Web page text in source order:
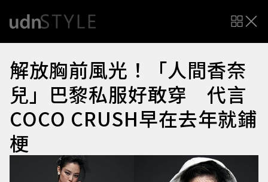
解放胸前風光！「人間香奈
兒」巴黎私服好敢穿 代言
COCO CRUSH早在去年就鋪
梗